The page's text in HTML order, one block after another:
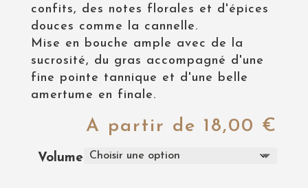
confits, des notes florales et d'épices
douces comme la cannelle.
Mise en bouche ample avec de la
sucrosité, du gras accompagné d'une
fine pointe tannique et d'une belle
amertume en finale.
A partir de 18,00 €
Volume